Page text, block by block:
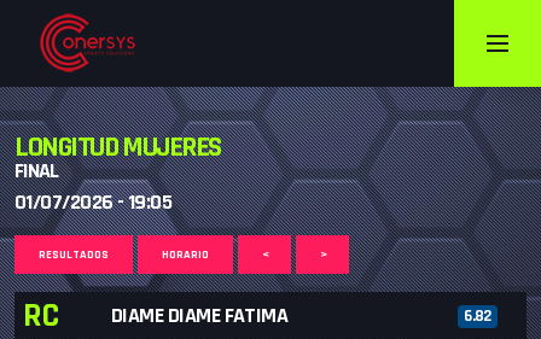
LONGITUD MUJERES
FINAL
01/07/2026 - 19:05
RESULTADOS HORARIO < >
RC DIAME DIAME FATIMA 6.82